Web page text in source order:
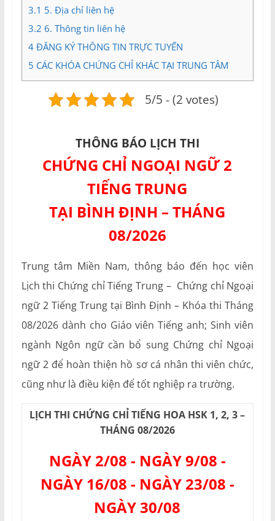
3.1 5. Địa chỉ liên hệ
3.2 6. Thông tin liên hệ
4ĐĂNG KÝ THÔNG TIN TRỰC TUYẾN
5 CÁC KHÓA CHỨNG CHỈ KHÁC TẠI TRUNG TÂM
5/5 - (2 votes)
THÔNG BÁO LỊCH THI
CHỨNG CHỈ NGOẠI NGỮ 2
TIẾNG TRUNG
TẠI BÌNH ĐỊNH – THÁNG
08/2026
Trung tâm Miền Nam, thông báo đến học viên
Lịch thi Chứng chỉ Tiếng Trung – Chứng chỉ Ngoại
ngữ 2 Tiếng Trung tại Bình Định – Khóa thi Tháng
08/2026 dành cho Giáo viên Tiếng anh; Sinh viên
ngành Ngôn ngữ cần bổ sung Chứng chỉ Ngoại
ngữ 2 để hoàn thiện hồ sơ cá nhân thi viên chức,
cũng như là điều kiện để tốt nghiệp ra trường.
LỊCH THI CHỨNG CHỈ TIẾNG HOA HSK 1, 2, 3 –
THÁNG 08/2026
NGÀY 2/08 - NGÀY 9/08 -
NGÀY 16/08 - NGÀY 23/08 -
NGÀY 30/08